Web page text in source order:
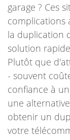
garage ? Ces
complications
la duplication
solution
Plutôt que
- souvent
confiance à
une
obtenir un
votre